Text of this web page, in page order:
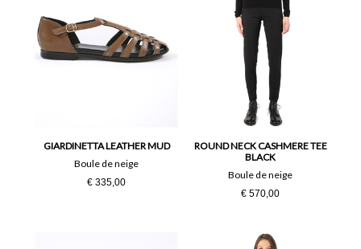
GIARDINETTA LEATHER MUD
Boule de neige
€ 335,00
ROUND NECK CASHMERE TEE
BLACK
Boule de neige
€ 570,00